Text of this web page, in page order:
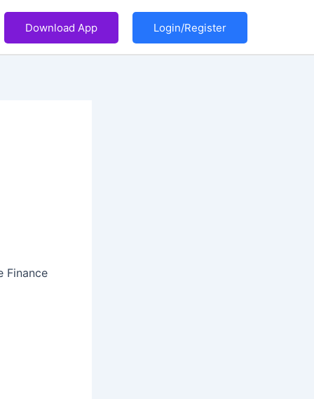
Download App Login/Register
Finance